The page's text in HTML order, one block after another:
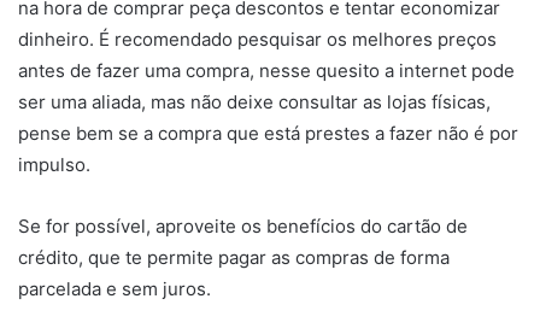
na hora de comprar peça descontos e tentar economizar
dinheiro. É recomendado pesquisar os melhores preços
antes de fazer uma compra, nesse quesito a internet pode
ser uma aliada, mas não deixe consultar as lojas físicas,
pense bem se a compra que está prestes a fazer não é por
impulso.
Se for possível, aproveite os benefícios do cartão de
crédito, que te permite pagar as compras de forma
parcelada e sem juros.